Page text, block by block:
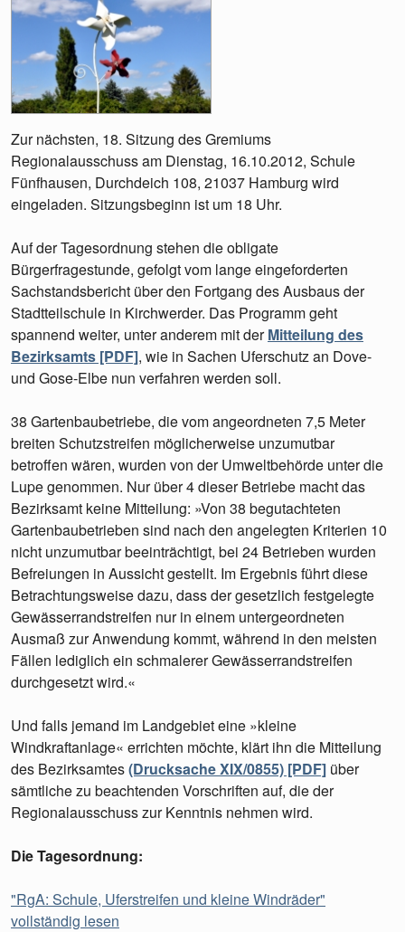
Zur nächsten, 18. Sitzung des Gremiums
Regionalausschuss am Dienstag, 16.10.2012, Schule
Fünfhausen, Durchdeich 108, 21037 Hamburg wird
eingeladen. Sitzungsbeginn ist um 18 Uhr.
Auf der Tagesordnung stehen die obligate
Bürgerfragestunde, gefolgt vom lange eingeforderten
Sachstandsbericht über den Fortgang des Ausbaus der
Stadtteilschule in Kirchwerder. Das Programm geht
spannend weiter, unter anderem mit derMitteilung des
Bezirksamts [PDF], wie in Sachen Uferschutz an Dove-
und Gose-Elbe nun verfahren werden soll.
38 Gartenbaubetriebe, die vom angeordneten 7,5 Meter
breiten Schutzstreifen möglicherweise unzumutbar
betroffen wären, wurden von der Umweltbehörde unter die
Lupe genommen. Nur über 4 dieser Betriebe macht das
Bezirksamt keine Mitteilung: »Von 38 begutachteten
Gartenbaubetrieben sind nach den angelegten Kriterien 10
nicht unzumutbar beeinträchtigt, bei 24 Betrieben wurden
Befreiungen in Aussicht gestellt. Im Ergebnis führt diese
Betrachtungsweise dazu, dass der gesetzlich festgelegte
Gewässerrandstreifen nur in einem untergeordneten
Ausmaß zur Anwendung kommt, während in den meisten
Fällen lediglich ein schmalerer Gewässerrandstreifen
durchgesetzt wird.«
Und falls jemand im Landgebiet eine »kleine
Windkraftanlage« errichten möchte, klärt ihn die Mitteilung
des Bezirksamtes(Drucksache XIX/0855) [PDF] über
sämtliche zu beachtenden Vorschriften auf, die der
Regionalausschuss zur Kenntnis nehmen wird.
Die Tagesordnung:
"RgA: Schule, Uferstreifen und kleine Windräder"
vollständig lesen